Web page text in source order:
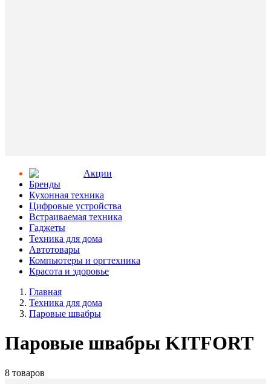
Aкции
Бренды
Кухонная техника
Цифровые устройства
Встраиваемая техника
Гаджеты
Техника для дома
Автотовары
Компьютеры и оргтехника
Красота и здоровье
Главная
Техника для дома
Паровые швабры
Паровые швабры KITFORT
8 товаров